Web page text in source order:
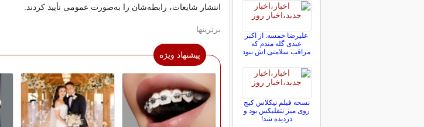
انتشار شایعات، رابطه‌شان را به‌صورت عمومی تأیید کردند.
برترینها
پیشنهاد ویژه
علیرضا خمسه: از اکبر
عبدی گله مندم که
مراقب سلامتی اش نبود
نسخه فیلم نیکلاس کیج
روی میز نتفلیکس بود و
دزدیده شد!